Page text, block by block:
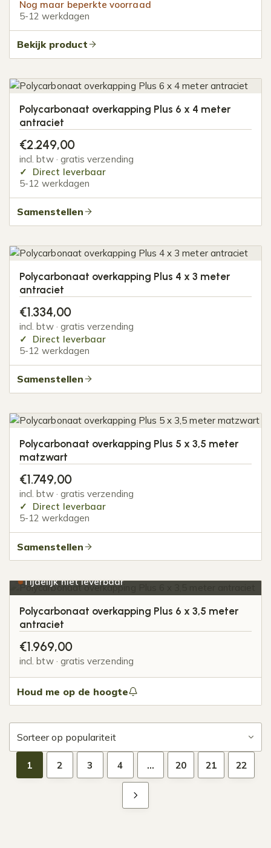
Nog maar beperkte voorraad
5-12 werkdagen
Bekijk product
Polycarbonaat overkapping Plus 6 x 4 meter
antraciet
€2.249,00
incl. btw · gratis verzending
Direct leverbaar
5-12 werkdagen
Samenstellen
Polycarbonaat overkapping Plus 4 x 3 meter
antraciet
€1.334,00
incl. btw · gratis verzending
Direct leverbaar
5-12 werkdagen
Samenstellen
Polycarbonaat overkapping Plus 5 x 3,5 meter
matzwart
€1.749,00
incl. btw · gratis verzending
Direct leverbaar
5-12 werkdagen
Samenstellen
Tijdelijk niet leverbaar
Polycarbonaat overkapping Plus 6 x 3,5 meter
antraciet
€1.969,00
incl. btw · gratis verzending
Houd me op de hoogte
1 2 3 4 … 20 21 22